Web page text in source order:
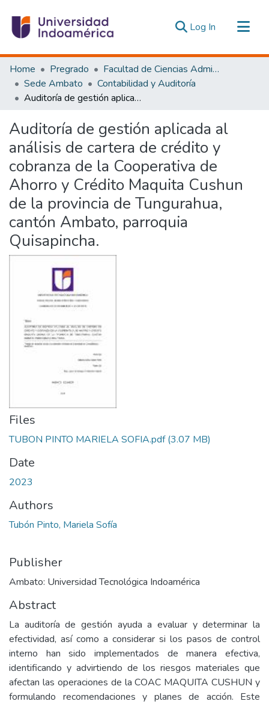
Log In (current)
Communities & Collections
All of DSpace
Statistics
Estadísticas Externas
Home Pregrado
Facultad de Ciencias Administrativas y Económicas
Sede Ambato
Contabilidad y Auditoría
Auditoría de gestión aplicada al análisis de cartera de crédito y cobranza de la Cooperativa de Ahorro y Crédito Maquita Cushun de la provincia de Tungurahua, cantón Ambato, parroquia Quisapincha.
Auditoría de gestión aplicada al
análisis de cartera de crédito y
cobranza de la Cooperativa de
Ahorro y Crédito Maquita Cushun
de la provincia de Tungurahua,
cantón Ambato, parroquia
Quisapincha.
Files
TUBON PINTO MARIELA SOFIA.pdf(3.07 MB)
Date
2023
Authors
Tubón Pinto, Mariela Sofía
Publisher
Ambato: Universidad Tecnológica Indoamérica
Abstract
La auditoría de gestión ayuda a evaluar y determinar la
efectividad, así como a considerar si los pasos de control
interno han sido implementados de manera efectiva,
identificando y advirtiendo de los riesgos materiales que
afectan las operaciones de la COAC MAQUITA CUSHUN y
formulando recomendaciones y planes de acción. Este